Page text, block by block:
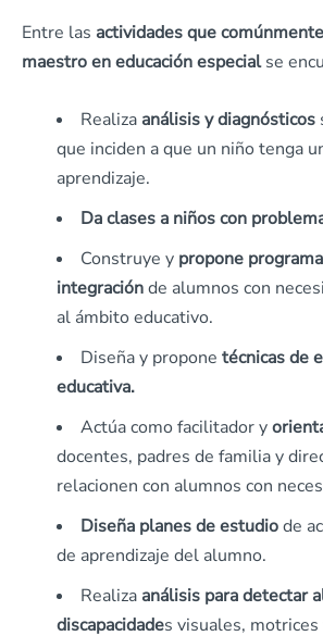
Entre las actividades que
maestro en educación especialse
Realiza análisis y diagnósticos
que inciden a que un niño tenga
aprendizaje.
Da clases a niños con
Construye y propone
integraciónde alumnos con
al ámbito educativo.
Diseña y propone técnicas de
educativa.
Actúa como facilitador y
docentes, padres de familia y
relacionen con alumnos con
Diseña planes de estudiode
de aprendizaje del alumno.
Realiza análisis para detectar
discapacidades visuales,